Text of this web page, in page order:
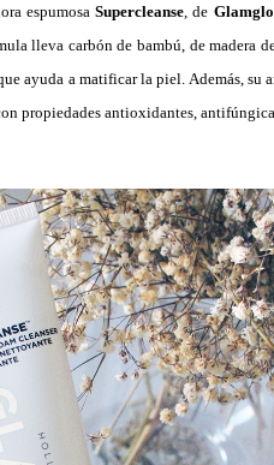
espumosaSupercleanse , de
lleva carbón de bambú, de madera
ayuda a matificar la piel. Además, su
propiedades antioxidantes,